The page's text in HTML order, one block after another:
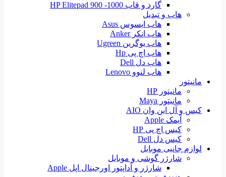
گارد و قاب HP Elitepad 900 -1000
هاب و تبدیل
هاب ایسوس Asus
هاب انکر Anker
هاب یوگرین Ugreen
هاب اچ پی Hp
هاب دل Dell
هاب لنوو Lenovo
مانیتور
مانیتور HP
مانیتور Maya
کیس و آل این وان AIO
آیمک Apple
کیس اچ پی HP
کیس دل Dell
لوازم جانبی موبایل
شارژر گوشی و موبایل
شارژر و آداپتور اورجینال اپل Apple